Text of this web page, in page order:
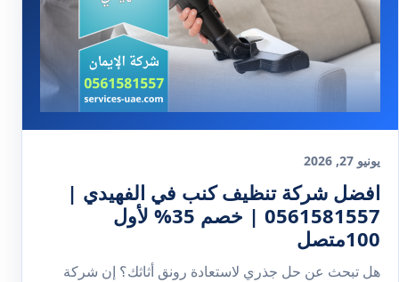
يونيو 27, 2026
افضل شركة تنظيف كنب في الفهيدي |
0561581557 | خصم 35% لأول
100متصل
هل تبحث عن حل جذري لاستعادة رونق أثاثك؟ إن شركة